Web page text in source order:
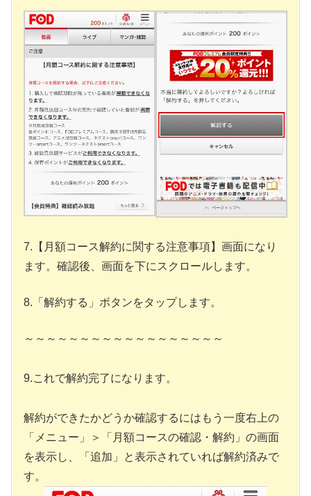
7.【月額コース解約に関する注意事項】画面になり
ます。確認後、画面を下にスクロールします。
8.「解約する」ボタンをタップします。
～～～～～～～～～～～～～～～～～～
9.これで解約完了になります。
解約ができたかどうか確認するにはもう一度右上の
「メニュー」＞「月額コースの確認・解約」の画面
を表示し、「追加」と表示されていれば解約済みで
す。